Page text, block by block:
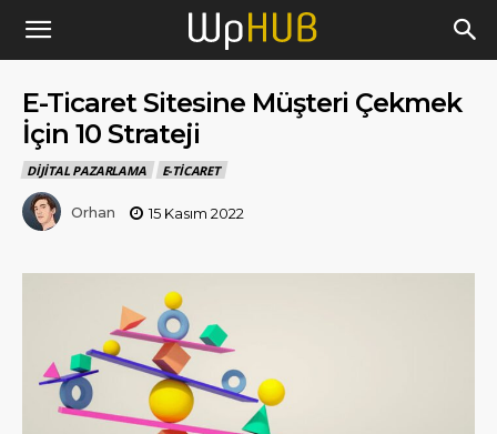
E-Ticaret Sitesine Müşteri Çekmek
İçin 10 Strateji
DIJITAL PAZARLAMA E-TICARET
Orhan 15 Kasım 2022